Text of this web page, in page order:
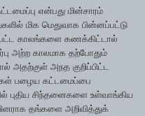
என்பது மின்சாரம்
மிக மெதுவாக பின்னப்பட்டு
காலங்களை கணக்கிட்டால்
அற்ற காலமாக தற்போதும்
அநத குறிப்பிட்ட
பழைய கட்டமைப்பை
புதிய சிந்தனைகளை உள்வாங்கிய
தங்களை அறிவித்துக்